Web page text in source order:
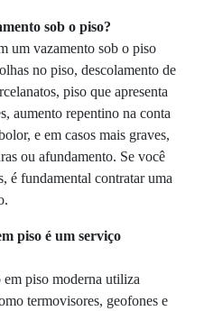
sob o piso?
um vazamento sob o piso
no piso, descolamento de
piso que apresenta
aumento repentino na conta
e em casos mais graves,
ou afundamento. Se você
é fundamental contratar uma
piso é um serviço
piso moderna utiliza
termovisores, geofones e